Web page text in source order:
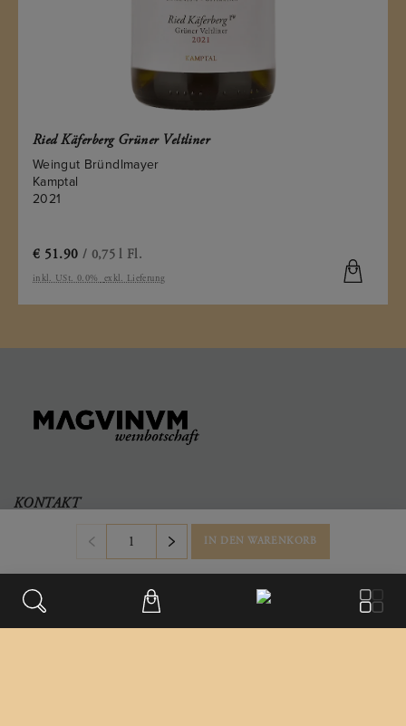
Ried Käferberg Grüner Veltliner
Weingut Bründlmayer
Kamptal
2021
€ 51.90 / 0,75 l Fl.
inkl. USt. 0.0% exkl. Lieferung
IN DEN WARENKORB
KONTAKT
Büro & Firmensitz
Weinberggasse 2
+43 699/181 241 41
office@magvinum.com